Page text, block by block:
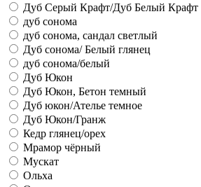
Дуб Серый Крафт/Дуб Белый Крафт
дуб сонома
дуб сонома, сандал светлый
Дуб сонома/ Белый глянец
дуб сонома/белый
Дуб Юкон
Дуб Юкон, Бетон темный
Дуб юкон/Ателье темное
Дуб Юкон/Гранж
Кедр глянец/орех
Мрамор чёрный
Мускат
Ольха